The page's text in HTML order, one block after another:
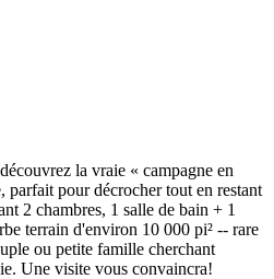
la vraie « campagne en
pour décrocher tout en restant
2 chambres, 1 salle de bain + 1
terrain d'environ 10 000 pi² -- rare
ou petite famille cherchant
Une visite vous convaincra!